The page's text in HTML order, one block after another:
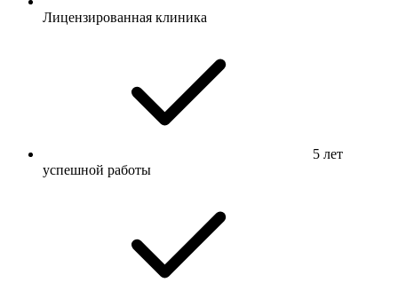
Лицензированная клиника
5 лет
успешной работы